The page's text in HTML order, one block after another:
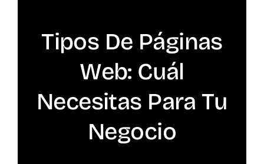
Tipos De Páginas
Web: Cuál
Necesitas Para Tu
Negocio